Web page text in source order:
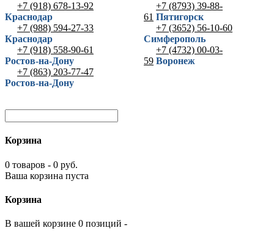
+7 (918) 678-13-92
Краснодар
+7 (988) 594-27-33
Краснодар
+7 (918) 558-90-61
Ростов-на-Дону
+7 (863) 203-77-47
Ростов-на-Дону
+7 (8793) 39-88-
61 Пятигорск
+7 (3652) 56-10-60
Симферополь
+7 (4732) 00-03-
59 Воронеж
Корзина
0 товаров - 0 руб.
Ваша корзина пуста
Корзина
В вашей корзине 0 позиций -